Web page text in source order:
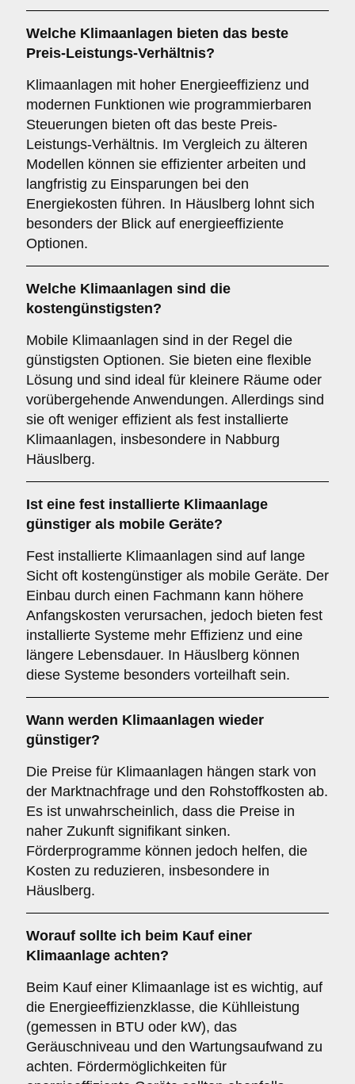
Welche Klimaanlagen bieten das beste
Preis-Leistungs-Verhältnis?
Klimaanlagen mit hoher Energieeffizienz und
modernen Funktionen wie programmierbaren
Steuerungen bieten oft das beste Preis-
Leistungs-Verhältnis. Im Vergleich zu älteren
Modellen können sie effizienter arbeiten und
langfristig zu Einsparungen bei den
Energiekosten führen. In Häuslberg lohnt sich
besonders der Blick auf energieeffiziente
Optionen.
Welche Klimaanlagen sind die
kostengünstigsten?
Mobile Klimaanlagen sind in der Regel die
günstigsten Optionen. Sie bieten eine flexible
Lösung und sind ideal für kleinere Räume oder
vorübergehende Anwendungen. Allerdings sind
sie oft weniger effizient als fest installierte
Klimaanlagen, insbesondere in Nabburg
Häuslberg.
Ist eine fest installierte Klimaanlage
günstiger als mobile Geräte?
Fest installierte Klimaanlagen sind auf lange
Sicht oft kostengünstiger als mobile Geräte. Der
Einbau durch einen Fachmann kann höhere
Anfangskosten verursachen, jedoch bieten fest
installierte Systeme mehr Effizienz und eine
längere Lebensdauer. In Häuslberg können
diese Systeme besonders vorteilhaft sein.
Wann werden Klimaanlagen wieder
günstiger?
Die Preise für Klimaanlagen hängen stark von
der Marktnachfrage und den Rohstoffkosten ab.
Es ist unwahrscheinlich, dass die Preise in
naher Zukunft signifikant sinken.
Förderprogramme können jedoch helfen, die
Kosten zu reduzieren, insbesondere in
Häuslberg.
Worauf sollte ich beim Kauf einer
Klimaanlage achten?
Beim Kauf einer Klimaanlage ist es wichtig, auf
die Energieeffizienzklasse, die Kühlleistung
(gemessen in BTU oder kW), das
Geräuschniveau und den Wartungsaufwand zu
achten. Fördermöglichkeiten für